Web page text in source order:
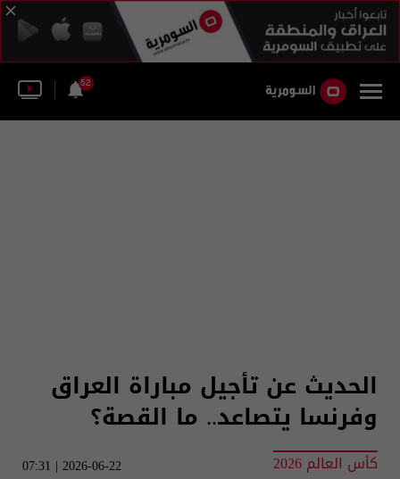
52
الحديث عن تأجيل مباراة العراق
وفرنسا يتصاعد.. ما القصة؟
كأس العالم 2026 2026-06-22 | 07:31